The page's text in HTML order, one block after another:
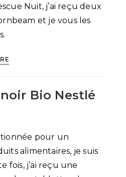
Nuit, j’ai reçu deux
et je vous les
Bach
nos
émotions
Bio Nestlé
pour un
alimentaires, je suis
fois, j’ai reçu une